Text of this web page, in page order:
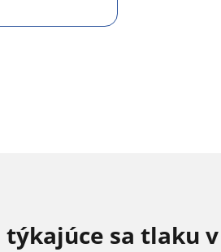
týkajúce sa tlaku